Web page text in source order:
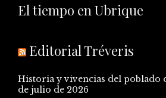
El tiempo en Ubrique
Editorial Tréveris
Historia y vivencias del poblado
de julio de 2026